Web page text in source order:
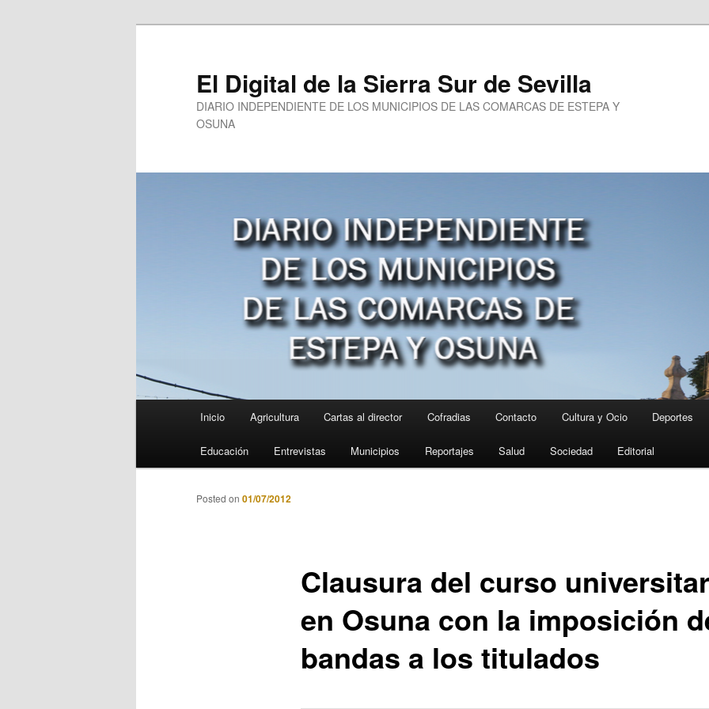
El Digital de la Sierra Sur de Sevilla
DIARIO INDEPENDIENTE DE LOS MUNICIPIOS DE LAS COMARCAS DE ESTEPA Y
OSUNA
Inicio Agricultura Cartas al director Cofradias Contacto Cultura y Ocio Deportes
Educación Entrevistas Municipios Reportajes Salud Sociedad Editorial
Clausura del curso
en Osuna con la imposición
bandas a los titulados
Posted on 01/07/2012